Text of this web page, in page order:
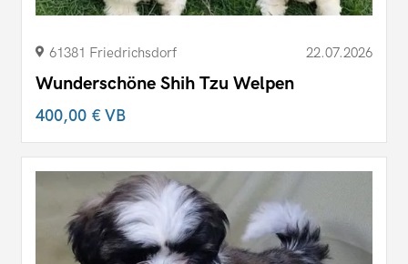
61381 Friedrichsdorf 22.07.2026
Wunderschöne Shih Tzu Welpen
400,00 €VB